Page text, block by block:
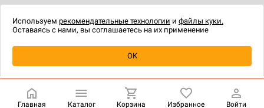
Уведомить о наличии
технологии.
Главная Каталог Корзина Избранное Войти
Используем рекомендательные технологии и файлы куки.
Оставаясь с нами, вы соглашаетесь на их применение
OK